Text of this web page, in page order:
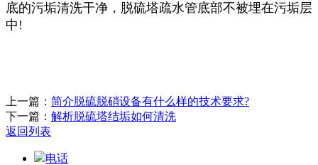
底的污垢清洗干净，脱硫塔疏水管底部不被埋在污垢层
中!
上一篇： 简介脱硫脱硝设备有什么样的技术要求?
下一篇： 解析脱硫塔结垢如何清洗
返回列表
电话